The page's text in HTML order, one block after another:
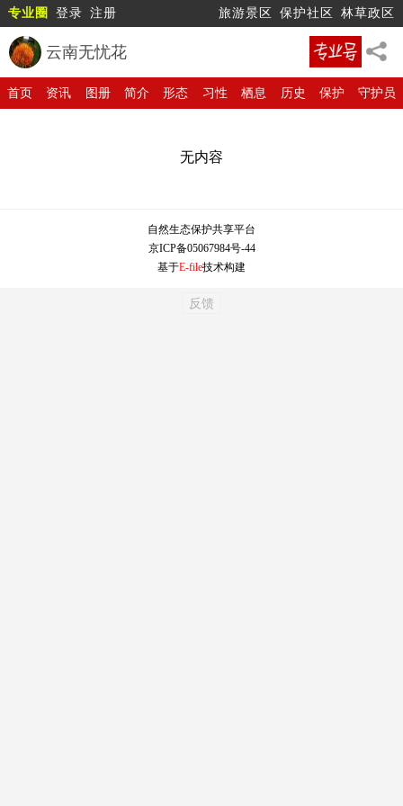
专业圈 登录 注册 旅游景区 保护社区 林草政区
云南无忧花
首页 资讯 图册 简介 形态 习性 栖息 历史 保护 守护员
无内容
自然生态保护共享平台
京ICP备05067984号-44
基于E-file技术构建
反馈